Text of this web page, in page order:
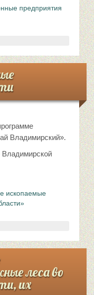
предприятия
Владимирский».
ископаемые
леса во
их